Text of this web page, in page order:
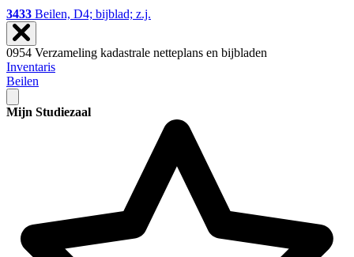
3433 Beilen, D4; bijblad; z.j.
0954 Verzameling kadastrale netteplans en bijbladen
Inventaris
Beilen
Mijn Studiezaal